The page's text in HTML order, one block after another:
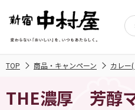
TOP 商品・キャンペーン カレー
THE濃厚 芳醇